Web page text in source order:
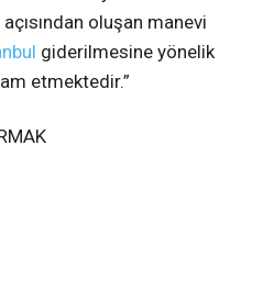
oluşan manevi
giderilmesine yönelik
etmektedir.”